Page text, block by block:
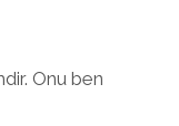
Onu ben